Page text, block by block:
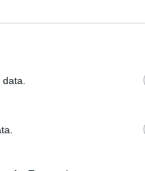
atsekti žmogaus